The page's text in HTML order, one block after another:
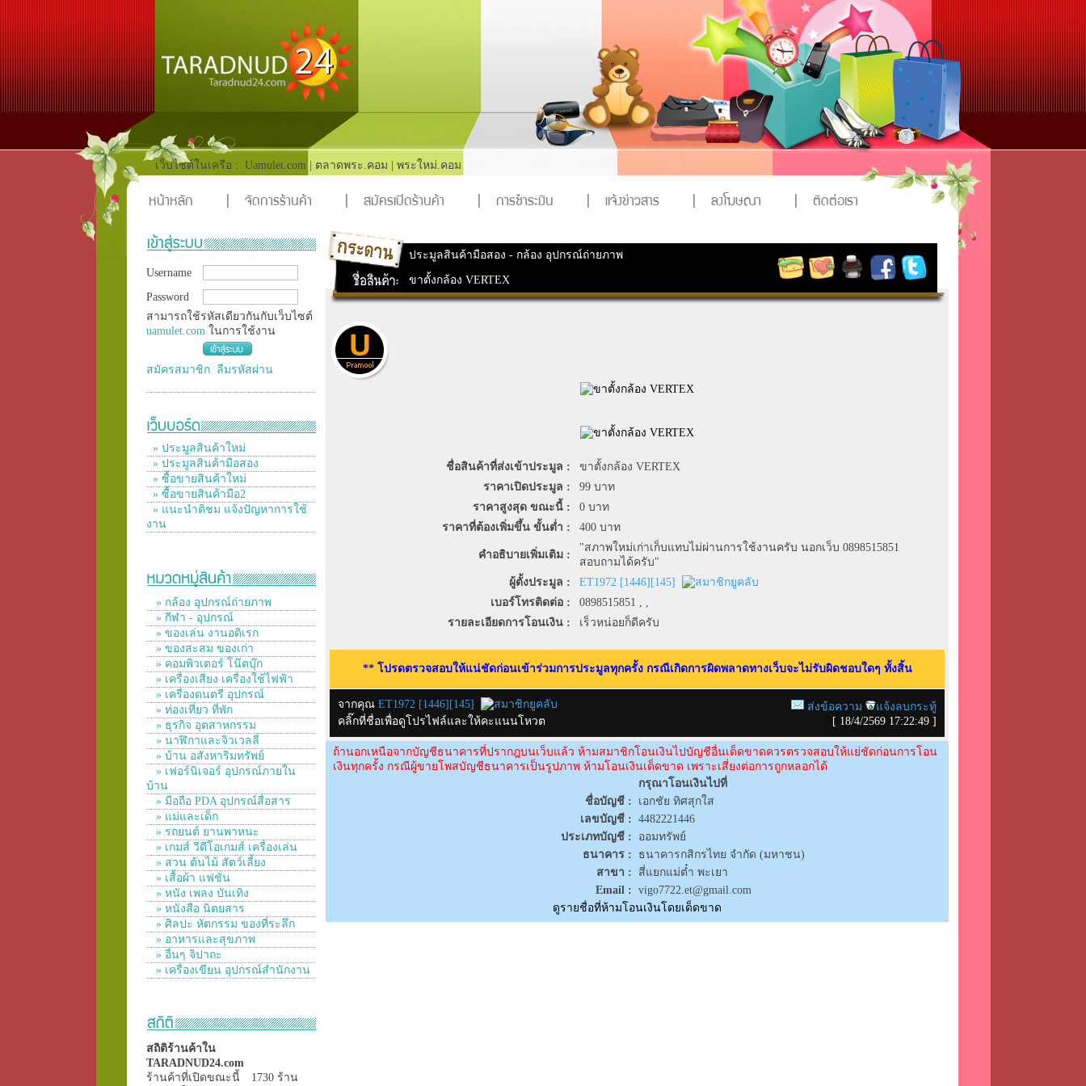
เว็บไซต์ในเครือ : Uamulet.com ตลาดพระ.คอม พระใหม่.คอม
หน้าหลัก จัดการร้านค้า สมัครเปิดร้านค้า การชำระเงิน แจ้งข่าวสาร ลงโฆษณา ติดต่อเรา
Username
Password
สามารถใช้รหัสเดียวกันกับเว็บไซต์
uamulet.com ในการใช้งาน
สมัครสมาชิก ลืมรหัสผ่าน
» ประมูลสินค้าใหม่
» ประมูลสินค้ามือสอง
» ซื้อขายสินค้าใหม่
» ซื้อขายสินค้ามือ2
» แนะนำติชม แจ้งปัญหาการใช้
งาน
» กล้อง อุปกรณ์ถ่ายภาพ
» กีฬา - อุปกรณ์
» ของเล่น งานอดิเรก
» ของสะสม ของเก่า
» คอมพิวเตอร์ โน๊ตบุ๊ก
» เครื่องเสียง เครื่องใช้ไฟฟ้า
» เครื่องดนตรี อุปกรณ์
» ท่องเที่ยว ที่พัก
» ธุรกิจ อุตสาหกรรม
» นาฬิกาและจิวเวลลี่
» บ้าน อสังหาริมทรัพย์
» เฟอร์นิเจอร์ อุปกรณ์ภายใน
บ้าน
» มือถือ PDA อุปกรณ์สื่อสาร
» แม่และเด็ก
» รถยนต์ ยานพาหนะ
» เกมส์ วีดีโอเกมส์ เครื่องเล่น
» สวน ต้นไม้ สัตว์เลี้ยง
» เสื้อผ้า แฟชั่น
» หนัง เพลง บันเทิง
» หนังสือ นิตยสาร
» ศิลปะ หัตกรรม ของที่ระลึก
» อาหารและสุขภาพ
» อื่นๆ จิปาถะ
» เครื่องเขียน อุปกรณ์สำนักงาน
สถิติร้านค้าใน
TARADNUD24.com
ร้านค้าที่เปิดขณะนี้
1730 ร้าน
ประมูลสินค้ามือสอง - กล้อง อุปกรณ์ถ่ายภาพ
ขาตั้งกล้อง VERTEX
ชื่อสินค้าที่ส่งเข้าประมูล :
ขาตั้งกล้อง VERTEX
ราคาเปิดประมูล :
99 บาท
ราคาสูงสุด ขณะนี้ :
0 บาท
ราคาที่ต้องเพิ่มขึ้น ขั้นต่ำ :
400 บาท
คำอธิบายเพิ่มเติม :
"สภาพใหม่เก่าเก็บแทบไม่ผ่านการใช้งานครับ นอกเว็บ 0898515851
สอบถามได้ครับ"
ผู้ตั้งประมูล :
ET1972 [1446][145]
เบอร์โทรติดต่อ :
0898515851 , ,
รายละเอียดการโอนเงิน :
เร็วหน่อยก็ดีครับ
** โปรดตรวจสอบให้แน่ชัดก่อนเข้าร่วมการประมูลทุกครั้ง กรณีเกิดการผิดพลาดทางเว็บจะไม่รับผิดชอบใดๆ ทั้งสิ้น
จากคุณ ET1972 [1446][145] ส่งข้อความ
แจ้งลบกระทู้
คลิ๊กที่ชื่อเพื่อดูโปรไฟล์และให้คะแนนโหวต
[ 18/4/2569 17:22:49 ]
ถ้านอกเหนือจากบัญชีธนาคารที่ปรากฎบนเว็บแล้ว ห้ามสมาชิกโอนเงินไปบัญชีอื่นเด็ดขาดควรตรวจสอบให้แย่ชัดก่อนการโอน
เงินทุกครั้ง กรณีผู้ขายโพสบัญชีธนาคารเป็นรูปภาพ ห้ามโอนเงินเด็ดขาด เพราะเสี่ยงต่อการถูกหลอกได้
กรุณาโอนเงินไปที่
ชื่อบัญชี :
เอกชัย ทิศสุกใส
เลขบัญชี : 4482221446
ประเภทบัญชี :
ออมทรัพย์
ธนาคาร :
ธนาคารกสิกรไทย จำกัด (มหาชน)
สาขา :
สี่แยกแม่ต๋ำ พะเยา
Email : vigo7722.et@gmail.com
ดูรายชื่อที่ห้ามโอนเงินโดยเด็ดขาด